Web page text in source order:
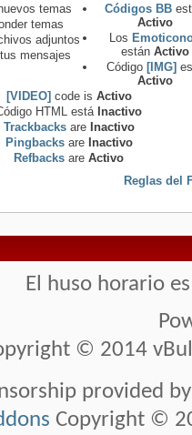
temas
temas
adjuntos
mensajes
Códigos BB
Activo
Los
están Activo
Código [IMG]
Activo
[VIDEO] code is Activo
HTML está
Inactivo
Trackbacksare Inactivo
Pingbacksare Inactivo
Refbacks areActivo
Reglas del
El huso horario
© 2014
provided
Copyright ©